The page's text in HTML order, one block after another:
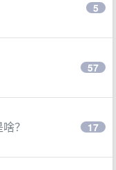
5
57
？ 17